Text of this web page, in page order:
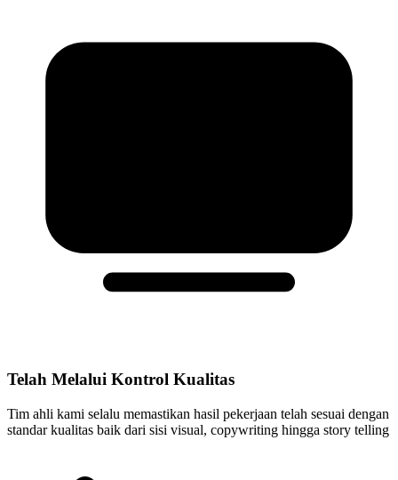
Telah Melalui Kontrol Kualitas
Tim ahli kami selalu memastikan hasil pekerjaan telah sesuai dengan
standar kualitas baik dari sisi visual, copywriting hingga story telling